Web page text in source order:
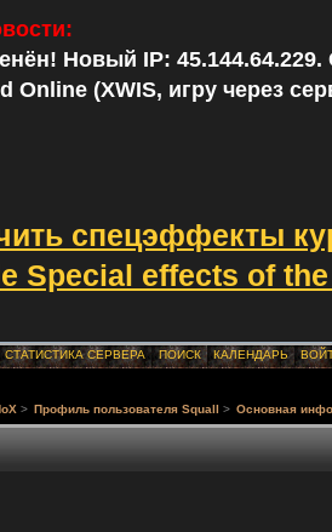
Новый IP: 45.144.64.229.
Online (XWIS, игру через
спецэффекты
Special effects of
СТАТИСТИКА СЕРВЕРА ПОИСК КАЛЕНДАРЬ
> Профиль пользователя Squall > Основная